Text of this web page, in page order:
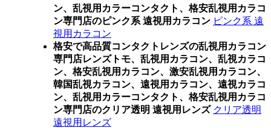
ン、乱視用カラーコンタクト、格安乱視用カラコ
ン専門店のピンク系 遠視用カラコン ピンク系 遠
視用カラコン
格安で高品質コンタクトレンズの乱視用カラコン
専門店レンズトモ、乱視用カラコン、乱視カラコ
ン、格安乱視用カラコン、激安乱視用カラコン、
韓国乱視カラコン、遠視用カラコン、遠視カラコ
ン、乱視用カラーコンタクト、格安乱視用カラコ
ン専門店のクリア透明 遠視用レンズ クリア透明
遠視用レンズ